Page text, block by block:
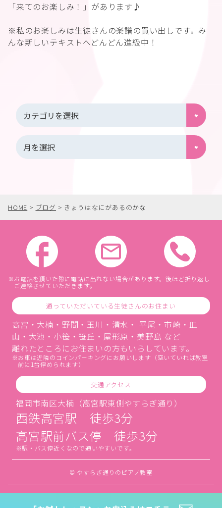
「来てのお楽しみ！」があります♪
※私のお楽しみは生徒さんの楽譜の買い出しです。み
んな新しいテキストへどんどん進級中！
HOME > ブログ > きょうはなにがあるのかな
お電話を頂いた際に電話に出れない場合があります。後ほど折り返し
ご連絡させていただきます。
通っていただいている生徒さんのお住まい
高宮・大楠・野間・玉川・清水・ 平尾・市崎・皿
山・大池・小笹・笹丘・屋形原・美野島 など
離れたところにお住まいの方もいらしています。
お車は近隣のコインパーキングにお願いします（空いていれば教室
前に1台停められます）
交通アクセス
福岡市南区大楠（高宮駅東側やすらぎ通り）
西鉄高宮駅 徒歩3分
高宮駅前バス停 徒歩3分
駅・バス停近くなので通いやすいです。
© やすらぎ通りのピアノ教室